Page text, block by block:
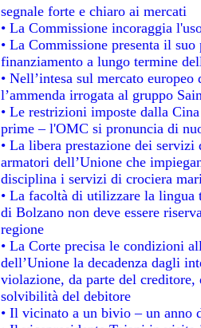
segnale forte e chiaro ai mercati
• La Commissione incoraggia
• La Commissione presenta il
finanziamento a lungo termine
• Nell’intesa sul mercato
l’ammenda irrogata al gruppo
• Le restrizioni imposte dalla
prime – l'OMC si pronuncia di
• La libera prestazione dei
armatori dell’Unione che
disciplina i servizi di crociera
• La facoltà di utilizzare la
di Bolzano non deve essere
regione
• La Corte precisa le condizioni
dell’Unione la decadenza dagli
violazione, da parte del
solvibilità del debitore
• Il vicinato a un bivio – un anno